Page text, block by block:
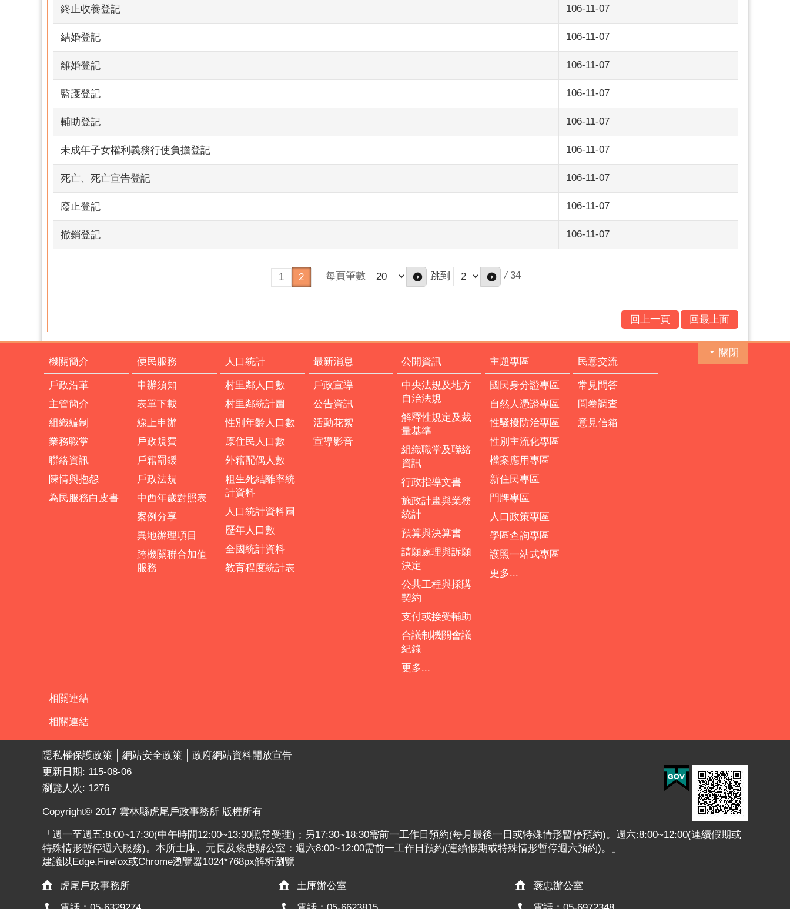
終止收養登記 106-11-07
結婚登記 106-11-07
離婚登記 106-11-07
監護登記 106-11-07
輔助登記 106-11-07
未成年子女權利義務行使負擔登記 106-11-07
死亡、死亡宣告登記 106-11-07
廢止登記 106-11-07
撤銷登記 106-11-07
1 2 每頁筆數 跳到 / 34
回上一頁 回最上面
關閉
機關簡介
戶政沿革
主管簡介
組織編制
業務職掌
聯絡資訊
陳情與抱怨
為民服務白皮書
便民服務
申辦須知
表單下載
線上申辦
戶政規費
戶籍罰鍰
戶政法規
中西年歲對照表
案例分享
異地辦理項目
跨機關聯合加值
服務
人口統計
村里鄰人口數
村里鄰統計圖
性別年齡人口數
原住民人口數
外籍配偶人數
粗生死結離率統
計資料
人口統計資料圖
歷年人口數
全國統計資料
教育程度統計表
最新消息
戶政宣導
公告資訊
活動花絮
宣導影音
公開資訊
中央法規及地方
自治法規
解釋性規定及裁
量基準
組織職掌及聯絡
資訊
行政指導文書
施政計畫與業務
統計
預算與決算書
請願處理與訴願
決定
公共工程與採購
契約
支付或接受輔助
合議制機關會議
紀錄
更多...
主題專區
國民身分證專區
自然人憑證專區
性騷擾防治專區
性別主流化專區
檔案應用專區
新住民專區
門牌專區
人口政策專區
學區查詢專區
護照一站式專區
更多...
民意交流
常見問答
問卷調查
意見信箱
相關連結
相關連結
隱私權保護政策 網站安全政策
政府網站資料開放宣告
更新日期: 115-08-06
瀏覽人次: 1276
Copyright© 2017 雲林縣虎尾戶政事務所 版權所有
「週一至週五:8:00~17:30(中午時間12:00~13:30照常受理)；另17:30~18:30需前一工作日預約(每月最後一日或特殊情形暫停預約)。週六:8:00~12:00(連續假期或
特殊情形暫停週六服務)。本所土庫、元長及褒忠辦公室：週六8:00~12:00需前一工作日預約(連續假期或特殊情形暫停週六預約)。」
建議以Edge,Firefox或Chrome瀏覽器1024*768px解析瀏覽
虎尾戶政事務所
土庫辦公室
褒忠辦公室